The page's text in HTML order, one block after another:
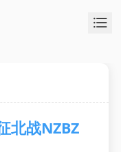
北战NZBZ